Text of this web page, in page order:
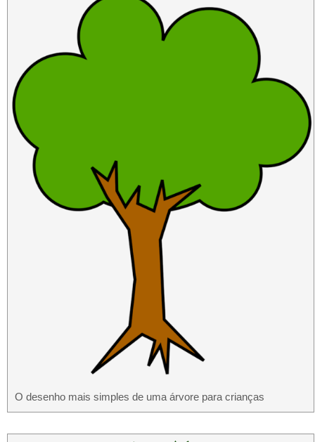
O desenho mais simples de uma árvore para crianças